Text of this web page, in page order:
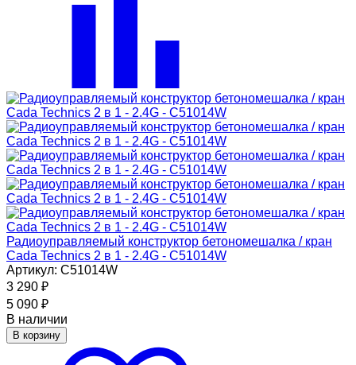
Радиоуправляемый конструктор бетономешалка / кран
Cada Technics 2 в 1 - 2.4G - C51014W
Артикул: C51014W
3 290 ₽
5 090 ₽
В наличии
В корзину